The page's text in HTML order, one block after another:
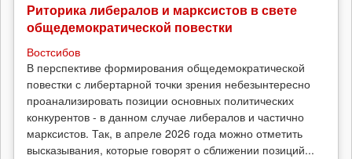
Риторика либералов и марксистов в свете
общедемократической повестки
Востсибов
В перспективе формирования общедемократической
повестки с либертарной точки зрения небезынтересно
проанализировать позиции основных политических
конкурентов - в данном случае либералов и частично
марксистов. Так, в апреле 2026 года можно отметить
высказывания, которые говорят о сближении позиций...